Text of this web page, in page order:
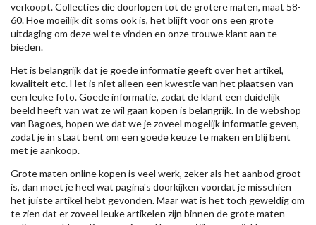
verkoopt. Collecties die doorlopen tot de grotere maten, maat 58-
60. Hoe moeilijk dit soms ook is, het blijft voor ons een grote
uitdaging om deze wel te vinden en onze trouwe klant aan te
bieden.
Het is belangrijk dat je goede informatie geeft over het artikel,
kwaliteit etc. Het is niet alleen een kwestie van het plaatsen van
een leuke foto. Goede informatie, zodat de klant een duidelijk
beeld heeft van wat ze wil gaan kopen is belangrijk. In de webshop
van Bagoes, hopen we dat we je zoveel mogelijk informatie geven,
zodat je in staat bent om een goede keuze te maken en blij bent
met je aankoop.
Grote maten online kopen is veel werk, zeker als het aanbod groot
is, dan moet je heel wat pagina's doorkijken voordat je misschien
het juiste artikel hebt gevonden. Maar wat is het toch geweldig om
te zien dat er zoveel leuke artikelen zijn binnen de grote maten